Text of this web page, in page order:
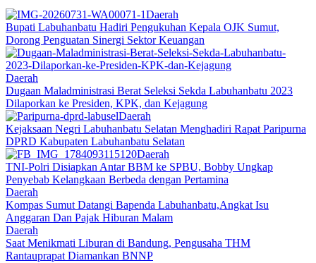
Daerah
Bupati Labuhanbatu Hadiri Pengukuhan Kepala OJK Sumut,
Dorong Penguatan Sinergi Sektor Keuangan
Daerah
Dugaan Maladministrasi Berat Seleksi Sekda Labuhanbatu 2023
Dilaporkan ke Presiden, KPK, dan Kejagung
Daerah
Kejaksaan Negri Labuhanbatu Selatan Menghadiri Rapat Paripurna
DPRD Kabupaten Labuhanbatu Selatan
Daerah
TNI-Polri Disiapkan Antar BBM ke SPBU, Bobby Ungkap
Penyebab Kelangkaan Berbeda dengan Pertamina
Daerah
Kompas Sumut Datangi Bapenda Labuhanbatu,Angkat Isu
Anggaran Dan Pajak Hiburan Malam
Daerah
Saat Menikmati Liburan di Bandung, Pengusaha THM
Rantauprapat Diamankan BNNP